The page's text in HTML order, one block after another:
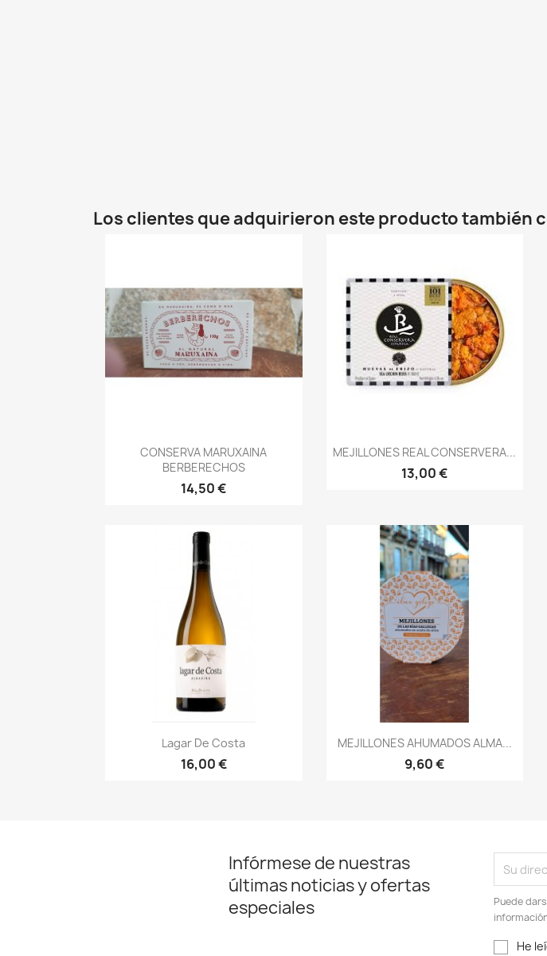
Los clientes que adquirieron este producto también
Vista rápida
CONSERVA MARUXAINA
BERBERECHOS
14,50 €
Vista rápida
MEJILLONES REAL CONSERVERA...
13,00 €
Vista rápida
Lagar De Costa
16,00 €
Vista rápida
MEJILLONES AHUMADOS ALMA...
9,60 €
Infórmese de nuestras
últimas noticias y ofertas
especiales
Puede
He